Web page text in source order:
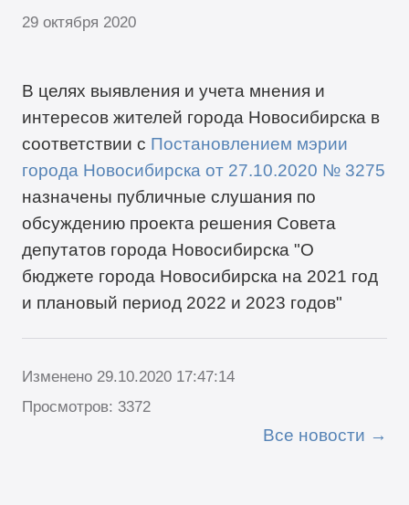
29 октября 2020
В целях выявления и учета мнения и
интересов жителей города Новосибирска в
соответствии с Постановлением мэрии
города Новосибирска от 27.10.2020 № 3275
назначены публичные слушания по
обсуждению проекта решения Совета
депутатов города Новосибирска "О
бюджете города Новосибирска на 2021 год
и плановый период 2022 и 2023 годов"
Изменено 29.10.2020 17:47:14
Просмотров: 3372
Все новости